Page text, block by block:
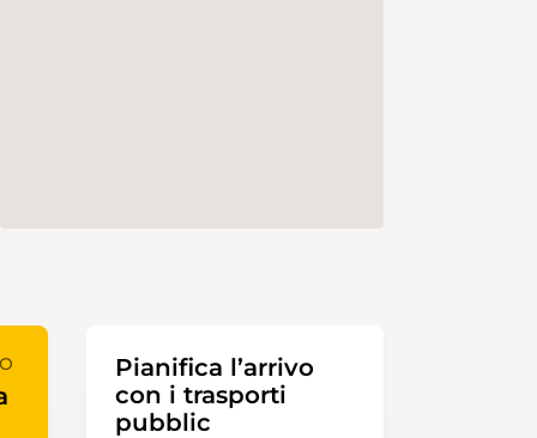
Pianifica l’arrivo
con i trasporti
pubblic